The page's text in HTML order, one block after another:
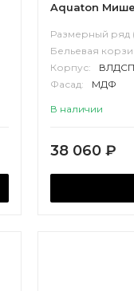
Aquaton
Размерный ряд
Бельевая
Корпус:
ВЛДСП
Фасад:
МДФ
В наличии
38 060₽